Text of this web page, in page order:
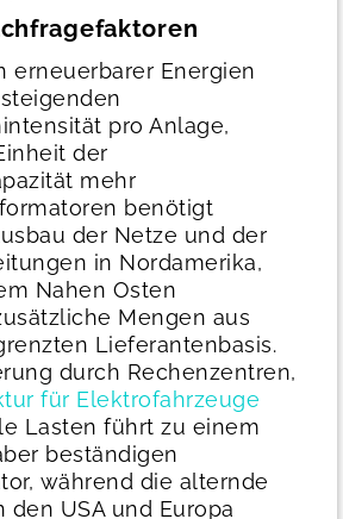
erneuerbarer Energien
pro Anlage,
der
mehr
benötigt
der Netze und der
in Nordamerika,
Nahen Osten
Mengen aus
Lieferantenbasis.
durch Rechenzentren,
für Elektrofahrzeuge
Lasten führt zu einem
beständigen
während die alternde
den USA und Europa